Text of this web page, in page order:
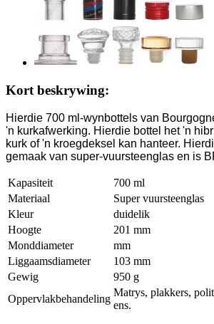
Kort beskrywing:
Hierdie 700 ml-wynbottels van
'n kurkafwerking. Hierdie bottel het 'n
kurk of 'n kroegdeksel kan hanteer.
gemaak van super-vuursteenglas en is
Kapasiteit
700 ml
Materiaal
Super vuursteenglas
Kleur
duidelik
Hoogte
201 mm
Monddiameter
mm
Liggaamsdiameter
103 mm
Gewig
950 g
Oppervlakbehandeling
Matrys, plakkers,
ens.